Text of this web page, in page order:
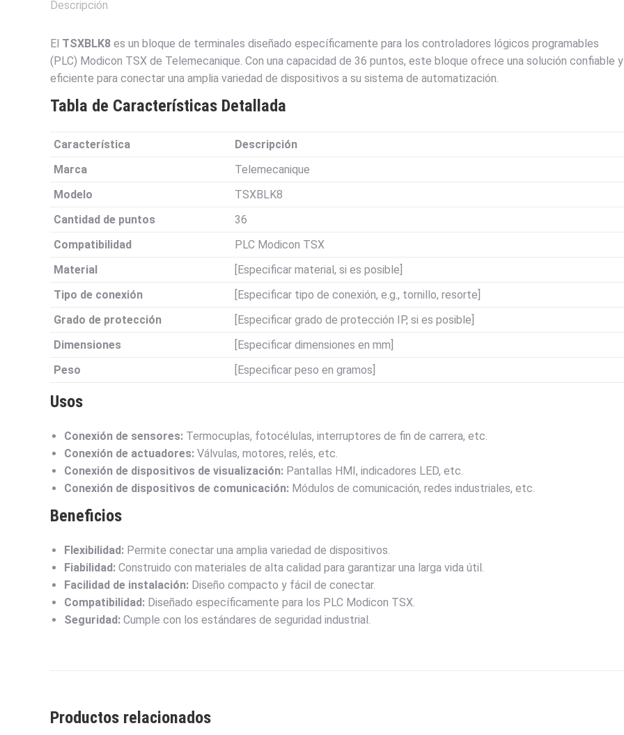
Descripción
El TSXBLK8 es un bloque de terminales diseñado específicamente para los controladores lógicos programables
(PLC) Modicon TSX de Telemecanique. Con una capacidad de 36 puntos, este bloque ofrece una solución confiable y
eficiente para conectar una amplia variedad de dispositivos a su sistema de automatización.
Tabla de Características Detallada
Característica
Descripción
Marca
Telemecanique
Modelo
TSXBLK8
Cantidad de puntos
36
Compatibilidad
PLC Modicon TSX
Material
[Especificar material, si es posible]
Tipo de conexión
[Especificar tipo de conexión, e.g., tornillo, resorte]
Grado de protección
[Especificar grado de protección IP, si es posible]
Dimensiones
[Especificar dimensiones en mm]
Peso
[Especificar peso en gramos]
Usos
Conexión de sensores: Termocuplas, fotocélulas, interruptores de fin de carrera, etc.
Conexión de actuadores: Válvulas, motores, relés, etc.
Conexión de dispositivos de visualización: Pantallas HMI, indicadores LED, etc.
Conexión de dispositivos de comunicación: Módulos de comunicación, redes industriales, etc.
Beneficios
Flexibilidad: Permite conectar una amplia variedad de dispositivos.
Fiabilidad: Construido con materiales de alta calidad para garantizar una larga vida útil.
Facilidad de instalación: Diseño compacto y fácil de conectar.
Compatibilidad: Diseñado específicamente para los PLC Modicon TSX.
Seguridad: Cumple con los estándares de seguridad industrial.
Productos relacionados